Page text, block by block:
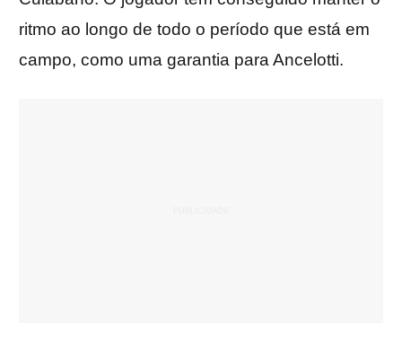
ritmo ao longo de todo o período que está em
campo, como uma garantia para Ancelotti.